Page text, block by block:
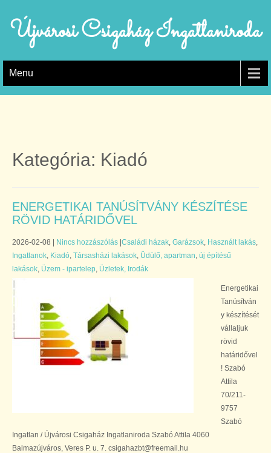
Újvárosi Csigaház Ingatlaniroda
Menu
Kategória: Kiadó
ENERGETIKAI TANÚSÍTVÁNY KÉSZÍTÉSE
RÖVID HATÁRIDŐVEL
2026-02-08 Nincs hozzászólás Családi házak, Garázsok, Használt lakás,
Ingatlanok, Kiadó, Társasházi lakások, Üdülő, apartman, új építésű
lakások, Üzem - ipartelep, Üzletek, Irodák
Energetikai
Tanúsítván
y készítését
vállaljuk
rövid
határidővel
! Szabó
Attila
70/211-
9757
Szabó
Ingatlan / Újvárosi Csigaház Ingatlaniroda Szabó Attila 4060
Balmazújváros, Veres P. u. 7. csigahazbt@freemail.hu